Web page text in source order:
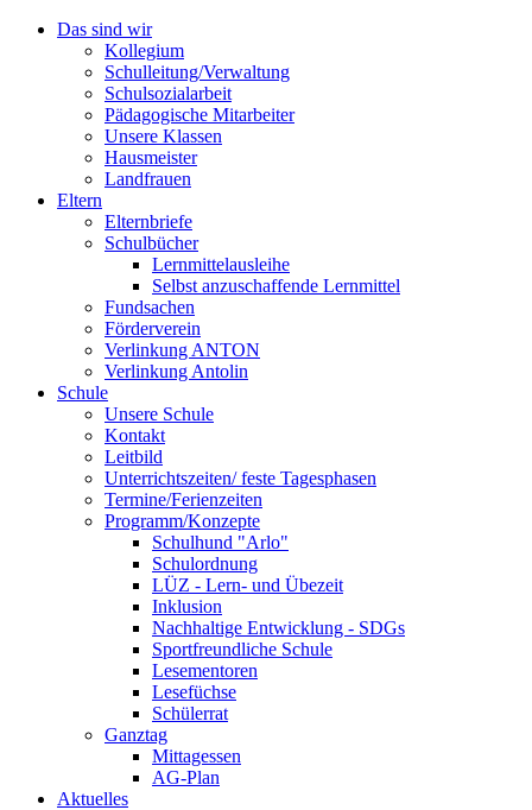
Das sind wir
Kollegium
Schulleitung/Verwaltung
Schulsozialarbeit
Pädagogische Mitarbeiter
Unsere Klassen
Hausmeister
Landfrauen
Eltern
Elternbriefe
Schulbücher
Lernmittelausleihe
Selbst anzuschaffende Lernmittel
Fundsachen
Förderverein
Verlinkung ANTON
Verlinkung Antolin
Schule
Unsere Schule
Kontakt
Leitbild
Unterrichtszeiten/ feste Tagesphasen
Termine/Ferienzeiten
Programm/Konzepte
Schulhund "Arlo"
Schulordnung
LÜZ - Lern- und Übezeit
Inklusion
Nachhaltige Entwicklung - SDGs
Sportfreundliche Schule
Lesementoren
Lesefüchse
Schülerrat
Ganztag
Mittagessen
AG-Plan
Aktuelles